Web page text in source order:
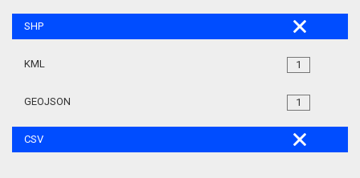
SHP
1
KML
1
GEOJSON
CSV